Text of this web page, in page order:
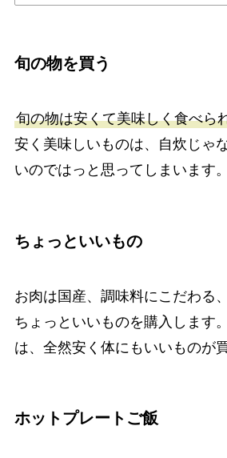
旬の物を買う
旬の物は安くて美味しく食べら
安く美味しいものは、自炊じゃ
いのではっと思ってしまいます。
ちょっといいもの
お肉は国産、調味料にこだわる
ちょっといいものを購入します
は、全然安く体にもいいものが
ホットプレートご飯